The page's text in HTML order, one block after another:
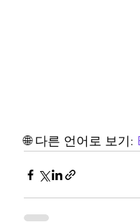
🌐 다른 언어로 보기: